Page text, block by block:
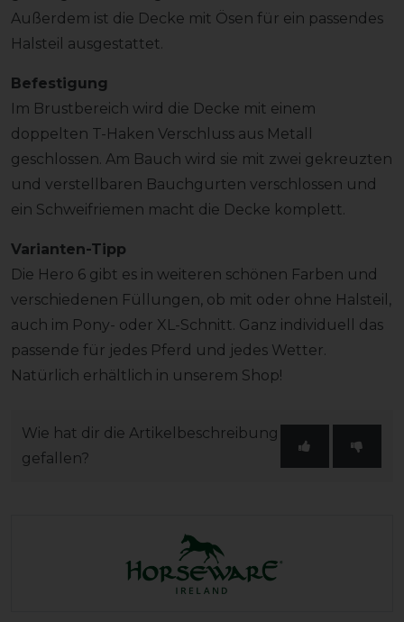
Außerdem ist die Decke mit Ösen für ein passendes
Halsteil ausgestattet.
Befestigung
Im Brustbereich wird die Decke mit einem
doppelten T-Haken Verschluss aus Metall
geschlossen. Am Bauch wird sie mit zwei gekreuzten
und verstellbaren Bauchgurten verschlossen und
ein Schweifriemen macht die Decke komplett.
Varianten-Tipp
Die Hero 6 gibt es in weiteren schönen Farben und
verschiedenen Füllungen, ob mit oder ohne Halsteil,
auch im Pony- oder XL-Schnitt. Ganz individuell das
passende für jedes Pferd und jedes Wetter.
Natürlich erhältlich in unserem Shop!
Wie hat dir die Artikelbeschreibung
gefallen?